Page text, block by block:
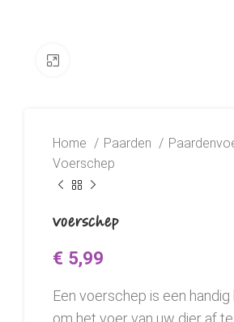
Home Paarden
Voerschep
Voerschep
€ 5,99
Een voerschep is een handig
om het voer van uw dier af